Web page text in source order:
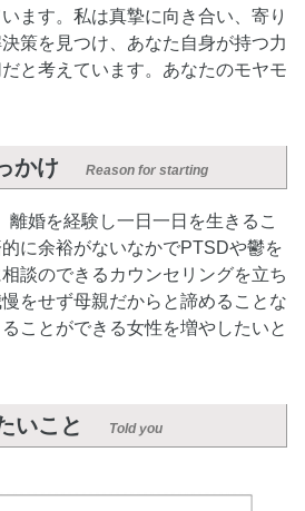
ます。私は真摯に向き合い、寄り
策を見つけ、あなた自身が持つ力
と考えています。あなたのモヤモ
かけ Reason for starting
離婚を経験し一日一日を生きるこ
に余裕がないなかでPTSDや鬱を
談のできるカウンセリングを立ち
慢をせず母親だからと諦めることな
ことができる女性を増やしたいと
いこと Told you